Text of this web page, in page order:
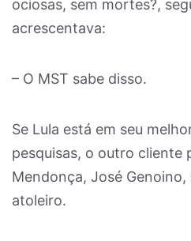
ociosas, sem mortes?,
acrescentava:
– O MST sabe disso.
Se Lula está em seu
pesquisas, o outro cliente
Mendonça, José Genoino,
atoleiro.